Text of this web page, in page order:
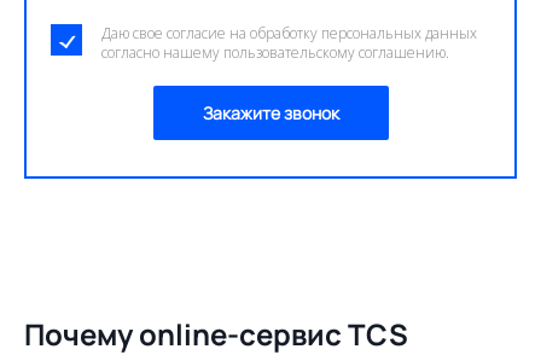
Даю свое согласие на обработку персональных данных
согласно нашему пользовательскому соглашению.
Закажите звонок
Почему online-сервис TCS